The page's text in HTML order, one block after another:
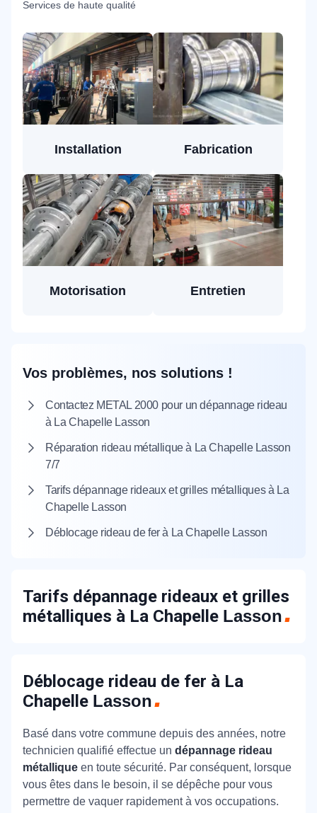
Services de haute qualité
Installation Fabrication
Motorisation Entretien
Vos problèmes, nos solutions !
Contactez METAL 2000 pour un dépannage rideau
à La Chapelle Lasson
Réparation rideau métallique à La Chapelle Lasson
7/7
Tarifs dépannage rideaux et grilles métalliques à La
Chapelle Lasson
Déblocage rideau de fer à La Chapelle Lasson
Tarifs dépannage rideaux et grilles
métalliques à La Chapelle Lasson
Déblocage rideau de fer à La
Chapelle Lasson
Basé dans votre commune depuis des années, notre
technicien qualifié effectue un dépannage rideau
métallique en toute sécurité. Par conséquent, lorsque
vous êtes dans le besoin, il se dépêche pour vous
permettre de vaquer rapidement à vos occupations.